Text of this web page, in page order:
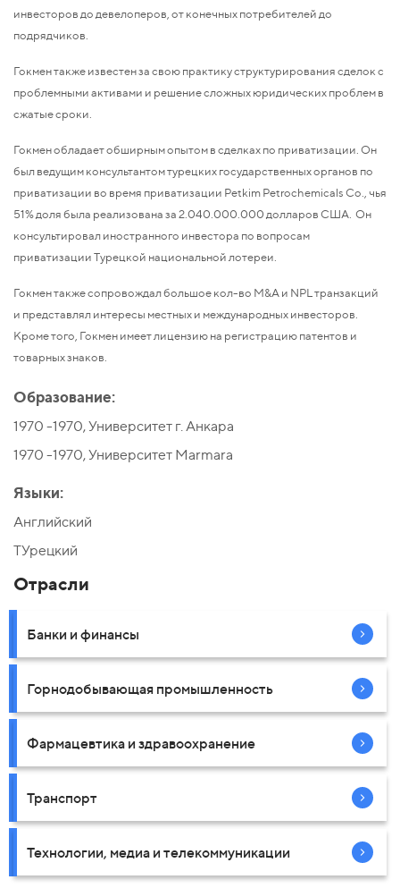
инвесторов до девелоперов, от конечных потребителей до
подрядчиков.
Гокмен также известен за свою практику структурирования сделок с
проблемными активами и решение сложных юридических проблем в
сжатые сроки.
Гокмен обладает обширным опытом в сделках по приватизации. Он
был ведущим консультантом турецких государственных органов по
приватизации во время приватизации Petkim Petrochemicals Co., чья
51% доля была реализована за 2.040.000.000 долларов США. Он
консультировал иностранного инвестора по вопросам
приватизации Турецкой национальной лотереи.
Гокмен также сопровождал большое кол-во M&A и NPL транзакций
и представлял интересы местных и международных инвесторов.
Кроме того, Гокмен имеет лицензию на регистрацию патентов и
товарных знаков.
Образование:
1970 -1970, Университет г. Анкара
1970 -1970, Университет Marmara
Языки:
Английский
ТУрецкий
Отрасли
Банки и финансы
Горнодобывающая промышленность
Фармацевтика и здравоохранение
Транспорт
Технологии, медиа и телекоммуникации